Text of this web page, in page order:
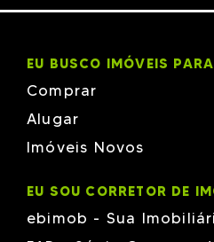
EU BUSCO IMÓVEIS PARA
Comprar
Alugar
Imóveis Novos
EU SOU CORRETOR DE
ebimob - Sua